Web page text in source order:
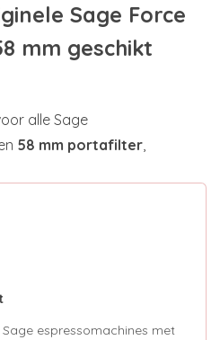
Sage Force
mm geschikt
alle Sage
58 mm portafilter,
espressomachines met